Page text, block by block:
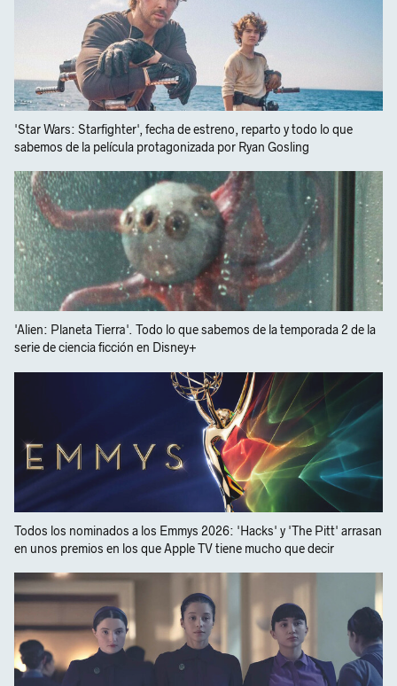
'Star Wars: Starfighter', fecha de estreno, reparto y todo lo que
sabemos de la película protagonizada por Ryan Gosling
'Alien: Planeta Tierra'. Todo lo que sabemos de la temporada 2 de la
serie de ciencia ficción en Disney+
Todos los nominados a los Emmys 2026: 'Hacks' y 'The Pitt' arrasan
en unos premios en los que Apple TV tiene mucho que decir